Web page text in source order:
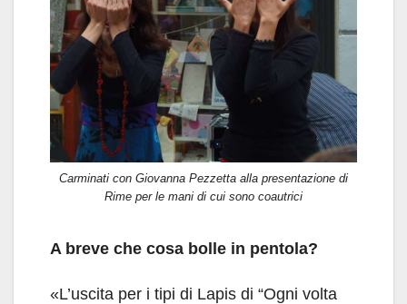
Carminati con Giovanna Pezzetta alla presentazione di
Rime per le mani di cui sono coautrici
A breve che cosa bolle in pentola?
«L’uscita per i tipi di Lapis di “Ogni volta